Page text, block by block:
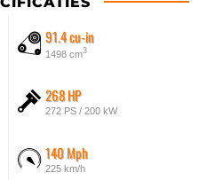
91.4 cu-in
1498 cm3
268 HP
272 PS / 200 kW
140 Mph
225 km/h